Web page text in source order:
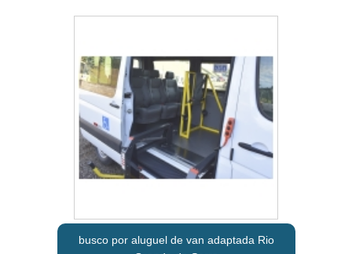
busco por aluguel de van adaptada Rio